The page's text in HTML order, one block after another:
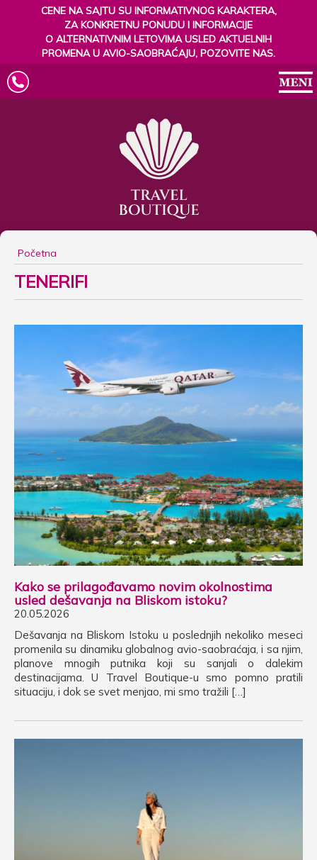
CENE NA SAJTU SU INFORMATIVNOG KARAKTERA,
ZA KONKRETNU PONUDU I INFORMACIJE
O ALTERNATIVNIM LETOVIMA USLED AKTUELNIH
PROMENA U AVIO-SAOBRAĆAJU, POZOVITE NAS.
Početna
TENERIFI
Kako se prilagođavamo novim okolnostima
usled dešavanja na Bliskom istoku?
20.05.2026
Dešavanja na Bliskom Istoku u poslednjih nekoliko meseci
promenila su dinamiku globalnog avio-saobraćaja, i sa njim,
planove mnogih putnika koji su sanjali o dalekim
destinacijama. U Travel Boutique-u smo pomno pratili
situaciju, i dok se svet menjao, mi smo tražili […]